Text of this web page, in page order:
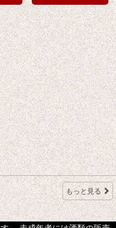
もっと見る